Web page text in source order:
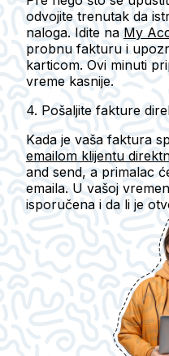
odvojite trenutak da
naloga. Idite na My
probnu fakturu i
karticom. Ovi minuti
vreme kasnije.
4. Pošaljite fakture
Kada je vaša faktura
emailom klijentu
and send, a primalac
emaila. U vašoj
isporučena i da li je